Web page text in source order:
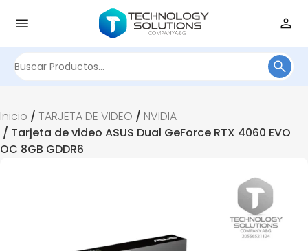
Inicio / TARJETA DE VIDEO / NVIDIA
/ Tarjeta de video ASUS Dual GeForce RTX 4060 EVO
OC 8GB GDDR6